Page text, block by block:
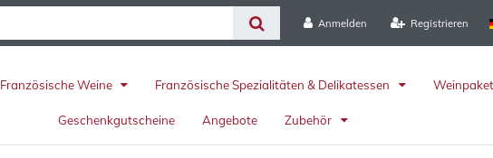
Anmelden Registrieren
Französische Weine Französische Spezialitäten & Delikatessen
Geschenkgutscheine Angebote Zubehör